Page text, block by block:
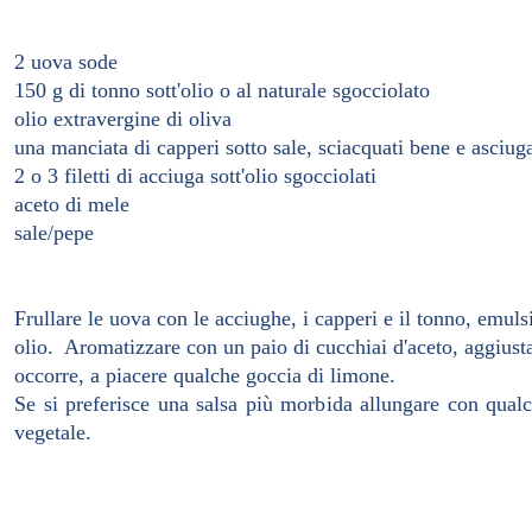
2 uova sode
150 g di tonno sott'olio o al naturale sgocciolato
olio extravergine di oliva
una manciata di capperi sotto sale, sciacquati bene e
2 o 3 filetti di acciuga sott'olio sgocciolati
aceto di mele
sale/pepe
Frullare le uova con le acciughe, i capperi e il tonno,
olio. Aromatizzare con un paio di cucchiai d'aceto,
occorre, a piacere qualche goccia di limone.
Se si preferisce una salsa più morbida allungare con
vegetale.